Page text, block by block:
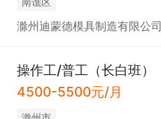
滁州迪蒙德模具制造有限公司
操作工/普工（长白班）
4500-5500元/月